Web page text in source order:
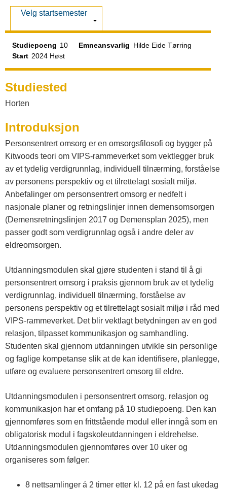
t
a
l
o
g
V
e
s
t
f
o
l
d
o
g
t
V
Velg startsemester
Studiepoeng 10 Emneansvarlig
Hilde Eide Tørring
Start 2024 Høst
Studiested
Horten
Introduksjon
Personsentrert omsorg er en omsorgsfilosofi og bygger på
Kitwoods teori om VIPS-rammeverket som vektlegger bruk
av et tydelig verdigrunnlag, individuell tilnærming, forståelse
av personens perspektiv og et tilrettelagt sosialt miljø.
Anbefalinger om personsentrert omsorg er nedfelt i
nasjonale planer og retningslinjer innen demensomsorgen
(Demensretningslinjen 2017 og Demensplan 2025), men
passer godt som verdigrunnlag også i andre deler av
eldreomsorgen.
Utdanningsmodulen skal gjøre studenten i stand til å gi
personsentrert omsorg i praksis gjennom bruk av et tydelig
verdigrunnlag, individuell tilnærming, forståelse av
personens perspektiv og et tilrettelagt sosialt miljø i råd med
VIPS-rammeverket. Det blir vektlagt betydningen av en god
relasjon, tilpasset kommunikasjon og samhandling.
Studenten skal gjennom utdanningen utvikle sin personlige
og faglige kompetanse slik at de kan identifisere, planlegge,
utføre og evaluere personsentrert omsorg til eldre.
Utdanningsmodulen i personsentrert omsorg, relasjon og
kommunikasjon har et omfang på 10 studiepoeng. Den kan
gjennomføres som en frittstående modul eller inngå som en
obligatorisk modul i fagskoleutdanningen i eldrehelse.
Utdanningsmodulen gjennomføres over 10 uker og
organiseres som følger:
8 nettsamlinger á 2 timer etter kl. 12 på en fast ukedag